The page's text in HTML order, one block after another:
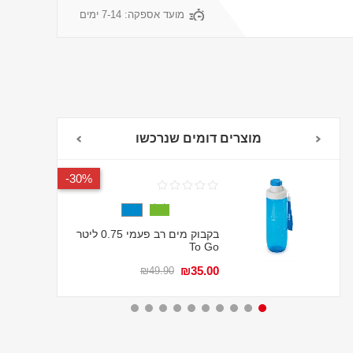
מועד אספקה: 7-14 ימים
מוצרים דומים שנרכשו
30%-
בקבוק מים רב פעמי 0.75 ליטר
To Go
₪35.00
₪49.90